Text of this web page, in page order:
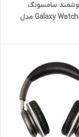
سامسونگ
Galaxy Watch5 40mm مدل